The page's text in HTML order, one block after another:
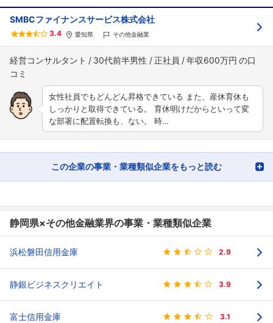
SMBCファイナンスサービス株式会社
3.4 愛知県 その他金融業
経営コンサルタント 30代前半男性 正社員 年収600万円
女性社員でもどんどん昇格できている また、産休育休も
しっかりと取得できている。 育休明けだからといって変
な部署に配置転換も、ない。 時…
この企業の事業・業種類似企業をもっと読む
静岡県×その他金融業界の事業・業種類似企業
浜松磐田信用金庫 2.9
静銀ビジネスクリエイト 3.9
富士信用金庫 3.1